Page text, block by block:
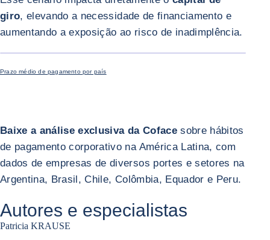
giro, elevando a necessidade de financiamento e
aumentando a exposição ao risco de inadimplência.
Prazo médio de pagamento por país
Baixe a análise exclusiva da Cofacesobre hábitos
de pagamento corporativo na América Latina, com
dados de empresas de diversos portes e setores na
Argentina, Brasil, Chile, Colômbia, Equador e Peru.
Autores e especialistas
Patricia KRAUSE